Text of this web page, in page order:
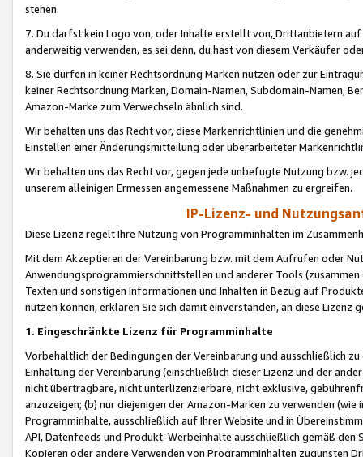
stehen.
7. Du darfst kein Logo von, oder Inhalte erstellt von,Drittanbietern auf
anderweitig verwenden, es sei denn, du hast von diesem Verkäufer
8. Sie dürfen in keiner Rechtsordnung Marken nutzen oder zur
keiner Rechtsordnung Marken, Domain-Namen, Subdomain-Namen,
Amazon-Marke zum Verwechseln ähnlich sind.
Wir behalten uns das Recht vor, diese Markenrichtlinien und die
Einstellen einer Änderungsmitteilung oder überarbeiteter
Wir behalten uns das Recht vor, gegen jede unbefugte Nutzung bzw.
unserem alleinigen Ermessen angemessene Maßnahmen zu ergreifen.
IP-Lizenz- und
Diese Lizenz regelt Ihre Nutzung von Programminhalten im
Mit dem Akzeptieren der Vereinbarung bzw. mit dem Aufrufen oder
Anwendungsprogrammierschnittstellen und anderer Tools (zusammen
Texten und sonstigen Informationen und Inhalten in Bezug auf
nutzen können, erklären Sie sich damit einverstanden, an diese Lizenz
1. Eingeschränkte Lizenz für Programminhalte
Vorbehaltlich der Bedingungen der Vereinbarung und ausschließlich
Einhaltung der Vereinbarung (einschließlich dieser Lizenz und der
nicht übertragbare, nicht unterlizenzierbare, nicht exklusive,
anzuzeigen; (b) nur diejenigen der Amazon-Marken zu verwenden
Programminhalte, ausschließlich auf Ihrer Website und in
API, Datenfeeds und Produkt-Werbeinhalte ausschließlich gemäß
Kopieren oder andere Verwenden von Programminhalten zugunsten